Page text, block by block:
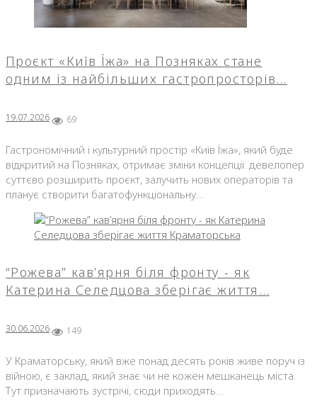
Проєкт «Київ Їжа» на Позняках стане
одним із найбільших гастропросторів…
19.07.2026 69
Гастрономічний і культурний простір «Київ Їжа», який буде
відкритий на Позняках, отримає зміни концепції: девелопер
суттєво розширить проєкт, залучить нових операторів та
планує створити багатофункціональну…
“Рожева” кав’ярня біля фронту - як
Катерина Селедцова зберігає життя…
30.06.2026 149
У Краматорську, який вже понад десять років живе поруч із
війною, є заклад, який знає чи не кожен мешканець міста.
Тут призначають зустрічі, сюди приходять…